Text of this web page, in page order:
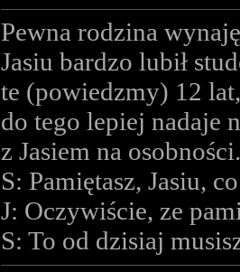
Pewna rodzina
Jasiu bardzo lubił
te (powiedzmy) 12
do tego lepiej nadaje
z Jasiem na osobności.
S: Pamiętasz, Jasiu,
J: Oczywiście, ze
S: To od dzisiaj